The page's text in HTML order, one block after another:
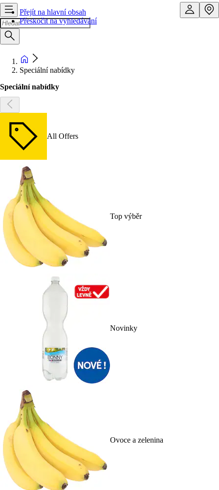
Přejít na hlavní obsah
Přeskočit na vyhledávání
Speciální nabídky
Speciální nabídky
All Offers
Top výběr
Novinky
Ovoce a zelenina